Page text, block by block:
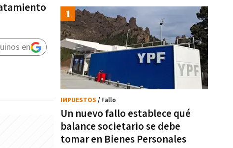
en
Un nuevo fallo establece qué
balance societario se debe
tomar en Bienes Personales
IMPUESTOS / Fallo